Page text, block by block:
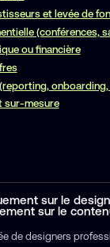
et levée de
(conférences,
ou financière
sur-mesure
sur le
sur le
de designers